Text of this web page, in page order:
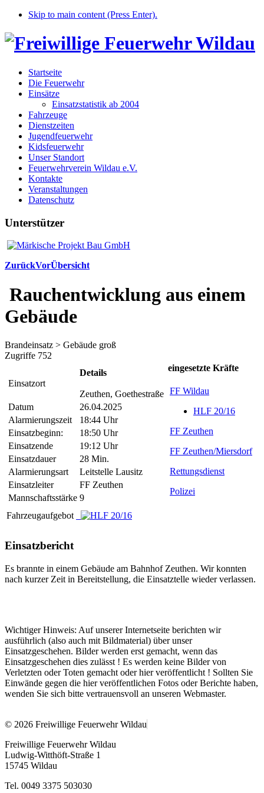
Skip to main content (Press Enter).
Startseite
Die Feuerwehr
Einsätze
Einsatzstatistik ab 2004
Fahrzeuge
Dienstzeiten
Jugendfeuerwehr
Kidsfeuerwehr
Unser Standort
Feuerwehrverein Wildau e.V.
Kontakte
Veranstaltungen
Datenschutz
Unterstützer
ZurückVorÜbersicht
Rauchentwicklung aus einem
Gebäude
Brandeinsatz > Gebäude groß
Zugriffe 752
Einsatzort
Details
Zeuthen, Goethestraße
Datum
26.04.2025
Alarmierungszeit
18:44 Uhr
Einsatzbeginn:
18:50 Uhr
Einsatzende
19:12 Uhr
Einsatzdauer
28 Min.
Alarmierungsart
Leitstelle Lausitz
Einsatzleiter
FF Zeuthen
Mannschaftsstärke 9
eingesetzte Kräfte
FF Wildau
HLF 20/16
FF Zeuthen
FF Zeuthen/Miersdorf
Rettungsdienst
Polizei
Fahrzeugaufgebot
Einsatzbericht
Es brannte in einem Gebäude am Bahnhof Zeuthen. Wir konnten
nach kurzer Zeit in Bereitstellung, die Einsatztelle wieder verlassen.
Wichtiger Hinweis: Auf unserer Internetseite berichten wir
ausführlich (also auch mit Bildmaterial) über unser
Einsatzgeschehen. Bilder werden erst gemacht, wenn das
Einsatzgeschehen dies zulässt ! Es werden keine Bilder von
Verletzten oder Toten gemacht oder hier veröffentlicht ! Sollten Sie
Einwände gegen die hier veröffentlichen Fotos oder Berichte haben,
wenden Sie sich bitte vertrauensvoll an unseren Webmaster.
© 2026 Freiwillige Feuerwehr Wildau
Freiwillige Feuerwehr Wildau
Ludwig-Witthöft-Straße 1
15745 Wildau
Tel. 0049 3375 503030